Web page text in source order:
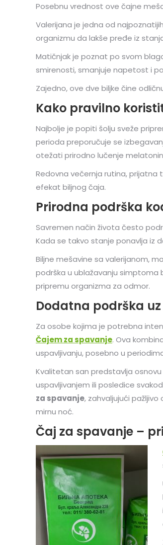
Posebnu vrednost ove čajne
Valerijana je jedna od
organizmu da lakše pređe iz
Matičnjak je poznat po svom
smirenosti, smanjuje napetost i
Zajedno, ove dve biljke čine
Kako pravilno
Najbolje je popiti šolju sveže
perioda preporučuje se
otežati prirodno lučenje
Redovna večernja rutina,
efekat biljnog čaja.
Prirodna podrška
Savremen način života često
Kada se takvo stanje ponavlja iz
Biljne mešavine sa valerijanom,
podrška u ublažavanju simptoma
pripremu organizma za odmor.
Dodatna podrška
Za osobe kojima je potrebna
Čajem za spavanje. Ova
uspavljivanju, posebno u
Kvalitetan san predstavlja
uspavljivanjem ili posledice
za spavanje, zahvaljujući
mirnu noć.
Čaj za spavanje –